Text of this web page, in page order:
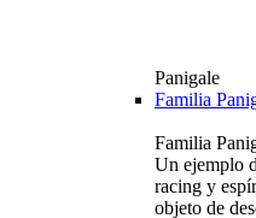
Panigale
Familia
Familia
Un ejemplo
racing y
objeto de